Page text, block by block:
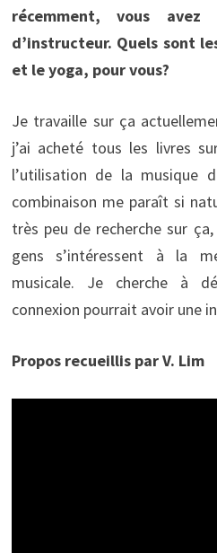
récemment, vous
d’instructeur. Quels sont
et le yoga, pour vous?
Je travaille sur ça
j’ai acheté tous les livres
l’utilisation de la musique
combinaison me paraît si
très peu de recherche sur
gens s’intéressent à la
musicale. Je cherche à
connexion pourrait avoir une
Propos recueillis par V. Lim